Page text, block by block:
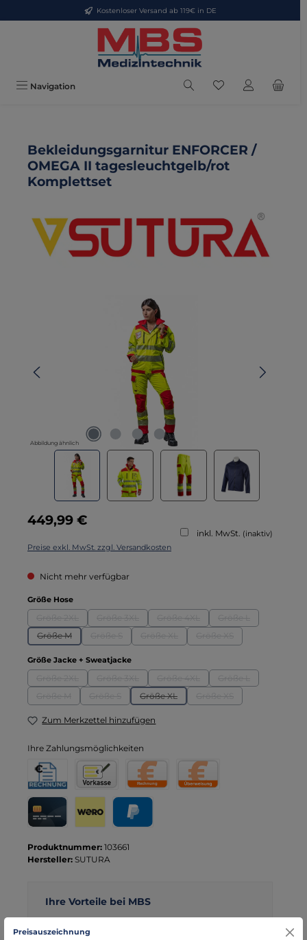
Zum Hauptinhalt springenKostenloser Versand ab 119€ in DE
Navigation Du hast 0
Bekleidungsgarnitur ENFORCER /
OMEGA II tagesleuchtgelb/rot
Komplettset
Abbildung ähnlich
Regulärer Preis:
449,99 €
inkl. MwSt. (inaktiv)
Preise exkl. MwSt. zzgl. Versandkosten
Nicht mehr verfügbar
Größe Hoseauswählen
(Diese Option ist zurzeit nicht verfügbar.)
(Diese Option ist zurzeit nicht verfügbar.)
(Diese Option ist zurzeit nicht
(Diese Option ist
Größe M
(Diese Option ist zurzeit nicht verfügbar.)
(Diese Option ist zurzeit nicht verfügbar.)
(Diese Option ist zurzeit nicht
(Diese Option ist
Größe Jacke + Sweatjackeauswählen
(Diese Option ist zurzeit nicht verfügbar.)
(Diese Option ist zurzeit nicht verfügbar.)
(Diese Option ist zurzeit nicht
(Diese Option ist
(Diese Option ist zurzeit nicht verfügbar.)
(Diese Option ist zurzeit nicht verfügbar.)
Größe XL
(Diese Option ist zurzeit nicht
(Diese Option ist
Zum Merkzettel hinzufügen
Ihre Zahlungsmöglichkeiten
Rechnung
Rechnung für Behörden
Vorkasse
Produktnummer: 103661
Hersteller: SUTURA
Ihre Vorteile bei MBS
DE)
Preisauszeichnung